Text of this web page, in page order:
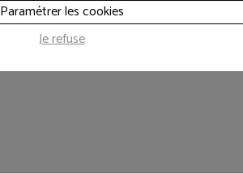
Paramétrer les cookies
Je refuse